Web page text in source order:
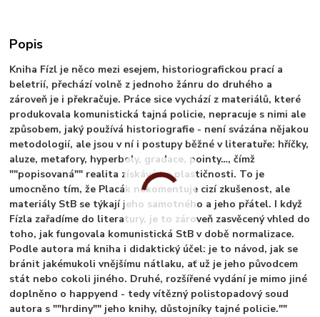
Popis
Kniha Fízl je něco mezi esejem, historiografickou prací a
beletrií, přechází volně z jednoho žánru do druhého a
zároveň je i překračuje. Práce sice vychází z materiálů, které
produkovala komunistická tajná policie, nepracuje s nimi ale
způsobem, jaký používá historiografie - není svázána nějakou
metodologií, ale jsou v ní i postupy běžné v literatuře: hříčky,
aluze, metafory, hyperboly, gradace, pointy…, čímž
""popisovaná"" realita získává na plastičnosti. To je
umocněno tím, že Placák nekomentuje cizí zkušenost, ale
materiály StB se týkají jeho samotného a jeho přátel. I když
Fízla zařadíme do literatury, je to zároveň zasvěcený vhled do
toho, jak fungovala komunistická StB v době normalizace.
Podle autora má kniha i didaktický účel: je to návod, jak se
bránit jakémukoli vnějšímu nátlaku, ať už je jeho původcem
stát nebo cokoli jiného. Druhé, rozšířené vydání je mimo jiné
doplněno o happyend - tedy vítězný polistopadový soud
autora s ""hrdiny"" jeho knihy, důstojníky tajné policie.""